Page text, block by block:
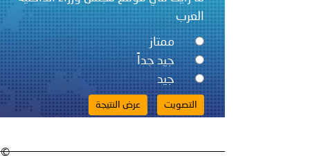
العرب
ممتاز
جيد جداً
جيد
©